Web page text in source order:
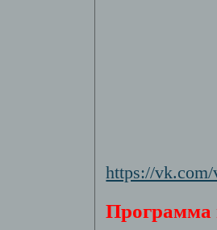
https://
Программа